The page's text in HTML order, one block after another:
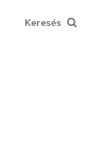
Keresés